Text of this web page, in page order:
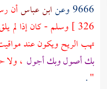
9666 وعن ابن عباسأن
326 ] وسلم - كان إذا لم
تهب الريح ويكون عند
بك أصول وبك أجول ، ولا
"
.